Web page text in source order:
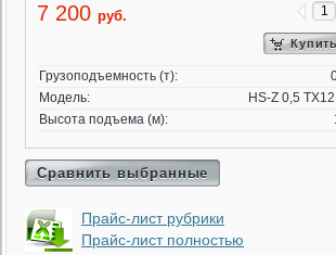
7 200 руб.
Купить
Грузоподъемность (т):
Модель:
HS-Z 0,5 TX12
Высота подъема (м):
Сравнить выбранные
Прайс-лист рубрики
Прайс-лист полностью